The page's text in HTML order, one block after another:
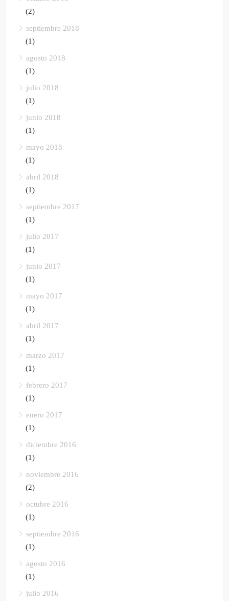
(2)
septiembre 2018
(1)
agosto 2018
(1)
julio 2018
(1)
junio 2018
(1)
mayo 2018
(1)
abril 2018
(1)
septiembre 2017
(1)
julio 2017
(1)
junio 2017
(1)
mayo 2017
(1)
abril 2017
(1)
marzo 2017
(1)
febrero 2017
(1)
enero 2017
(1)
diciembre 2016
(1)
noviembre 2016
(2)
octubre 2016
(1)
septiembre 2016
(1)
agosto 2016
(1)
julio 2016